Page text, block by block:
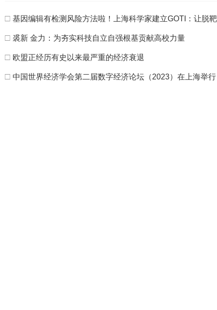
□ 基因编辑有检测风险方法啦！上海科学家建立GOTI：让脱
□ 裘新 金力：为夯实科技自立自强根基贡献高校力量
□ 欧盟正经历有史以来最严重的经济衰退
□ 中国世界经济学会第二届数字经济论坛（2023）在上海举行